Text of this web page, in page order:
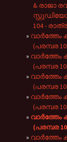
& രാജാ
104 -
വാർത്തേം
(പരമ്പര
വാർത്തേം
(പരമ്പര
വാർത്തേം
(പരമ്പര
വാർത്തേം
(പരമ്പര
വാർത്തേം
(പരമ്പര
വാർത്തേം